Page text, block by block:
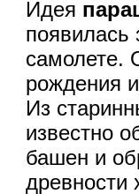
Идея
появилась
самолете.
рождения
Из
известно
башен и
древности